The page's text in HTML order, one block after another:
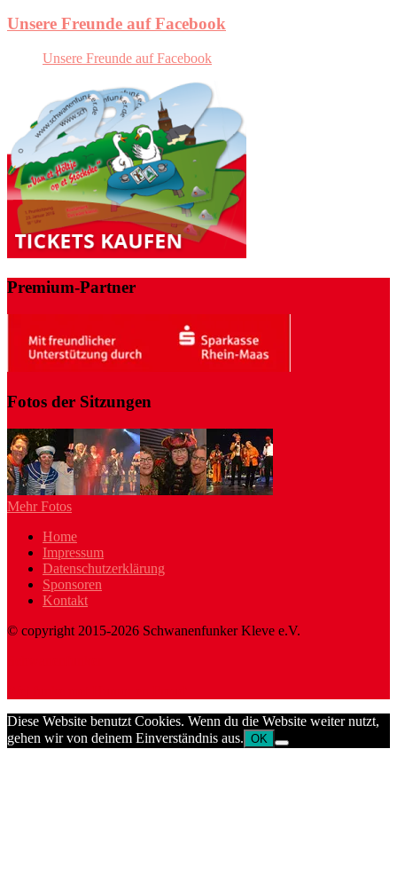
Unsere Freunde auf Facebook
Unsere Freunde auf Facebook
Premium-Partner
Fotos der Sitzungen
Mehr Fotos
Home
Impressum
Datenschutzerklärung
Sponsoren
Kontakt
© copyright 2015-2026 Schwanenfunker Kleve e.V.
Diese Website benutzt Cookies. Wenn du die Website weiter nutzt,
gehen wir von deinem Einverständnis aus. OK